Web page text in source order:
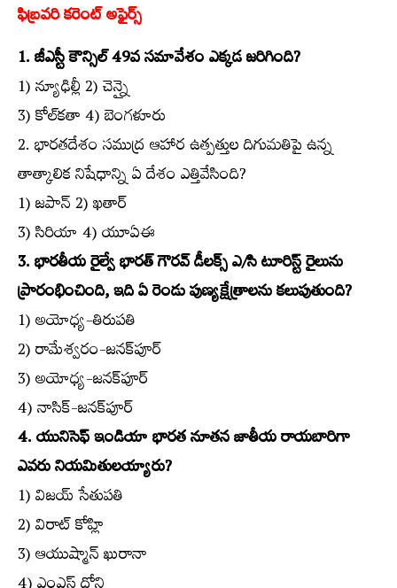
ఫిబ్రవరి కరెంట్‌ అఫైర్స్‌
1. జీఎస్టీ కౌన్సిల్‌ 49వ సమావేశం ఎక్కడ జరిగింది?
1) న్యూఢిల్లీ 2) చెన్నై
3) కోల్‌కతా 4) బెంగళూరు
2. భారతదేశం సముద్ర ఆహార ఉత్పత్తుల దిగుమతిపై ఉన్న
తాత్కాలిక నిషేధాన్ని ఏ దేశం ఎత్తివేసింది?
1) జపాన్‌ 2) ఖతార్‌
3) సిరియా 4) యూఏఈ
3. భారతీయ రైల్వే భారత్‌ గౌరవ్‌ డీలక్స్‌ ఎ/సి టూరిస్ట్‌ రైలును
ప్రారంభించింది, ఇది ఏ రెండు పుణ్యక్షేత్రాలను కలుపుతుంది?
1) అయోధ్య-తిరుపతి
2) రామేశ్వరం-జనక్‌పూర్‌
3) అయోధ్య-జనక్‌పూర్‌
4) నాసిక్‌-జనక్‌పూర్‌
4. యునిసెఫ్‌ ఇండియా భారత నూతన జాతీయ రాయబారిగా
ఎవరు నియమితులయ్యారు?
1) విజయ్‌ సేతుపతి
2) విరాట్‌ కోహ్లి
3) ఆయుష్మాన్‌ ఖురానా